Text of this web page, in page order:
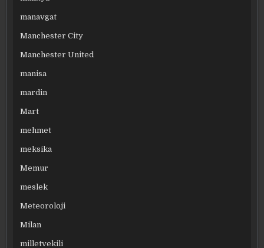
manavgat
Manchester City
Manchester United
manisa
mardin
Mart
mehmet
meksika
Memur
meslek
Meteoroloji
Milan
milletvekili